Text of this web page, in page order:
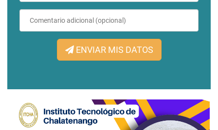
ENVIAR MIS DATOS